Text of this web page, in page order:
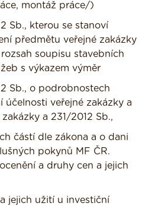
montáž práce/)
Sb., kterou se stanoví
předmětu veřejné zakázky
soupisu stavebních
s výkazem výměr
Sb., o podrobnostech
účelnosti veřejné zakázky a
a 231/2012 Sb.,
částí dle zákona a o dani
pokynů MF ČR.
a druhy cen a jejich
jejich užití u investiční